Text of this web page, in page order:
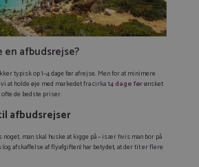
en afbudsrejse?
typisk op 1–4 dage før afrejse. Men for at minimere
at holde øje med markedet fra cirka14 dage førønsket
de bedste priser.
afbudsrejser
man skal huske at kigge på – især hvis man bor på
afskaffelse af flyafgiften) har betydet, at der tit er flere